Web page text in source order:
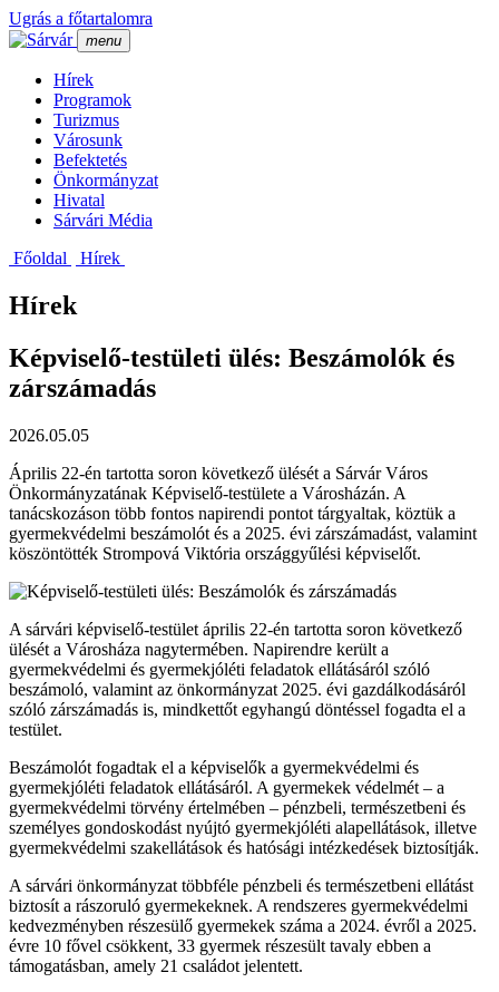
Ugrás a főtartalomra
menu
Hí­rek
Programok
Turizmus
Városunk
Befektetés
Önkormányzat
Hivatal
Sárvári Média
Főoldal
Hí­rek
Hírek
Képviselő-testületi ülés: Beszámolók és
zárszámadás
2026.05.05
Április 22-én tartotta soron következő ülését a Sárvár Város
Önkormányzatának Képviselő-testülete a Városházán. A
tanácskozáson több fontos napirendi pontot tárgyaltak, köztük a
gyermekvédelmi beszámolót és a 2025. évi zárszámadást, valamint
köszöntötték Strompová Viktória országgyűlési képviselőt.
A sárvári képviselő-testület április 22-én tartotta soron következő
ülését a Városháza nagytermében. Napirendre került a
gyermekvédelmi és gyermekjóléti feladatok ellátásáról szóló
beszámoló, valamint az önkormányzat 2025. évi gazdálkodásáról
szóló zárszámadás is, mindkettőt egyhangú döntéssel fogadta el a
testület.
Beszámolót fogadtak el a képviselők a gyermekvédelmi és
gyermekjóléti feladatok ellátásáról. A gyermekek védelmét – a
gyermekvédelmi törvény értelmében – pénzbeli, természetbeni és
személyes gondoskodást nyújtó gyermekjóléti alapellátások, illetve
gyermekvédelmi szakellátások és hatósági intézkedések biztosítják.
A sárvári önkormányzat többféle pénzbeli és természetbeni ellátást
biztosít a rászoruló gyermekeknek. A rendszeres gyermekvédelmi
kedvezményben részesülő gyermekek száma a 2024. évről a 2025.
évre 10 fővel csökkent, 33 gyermek részesült tavaly ebben a
támogatásban, amely 21 családot jelentett.